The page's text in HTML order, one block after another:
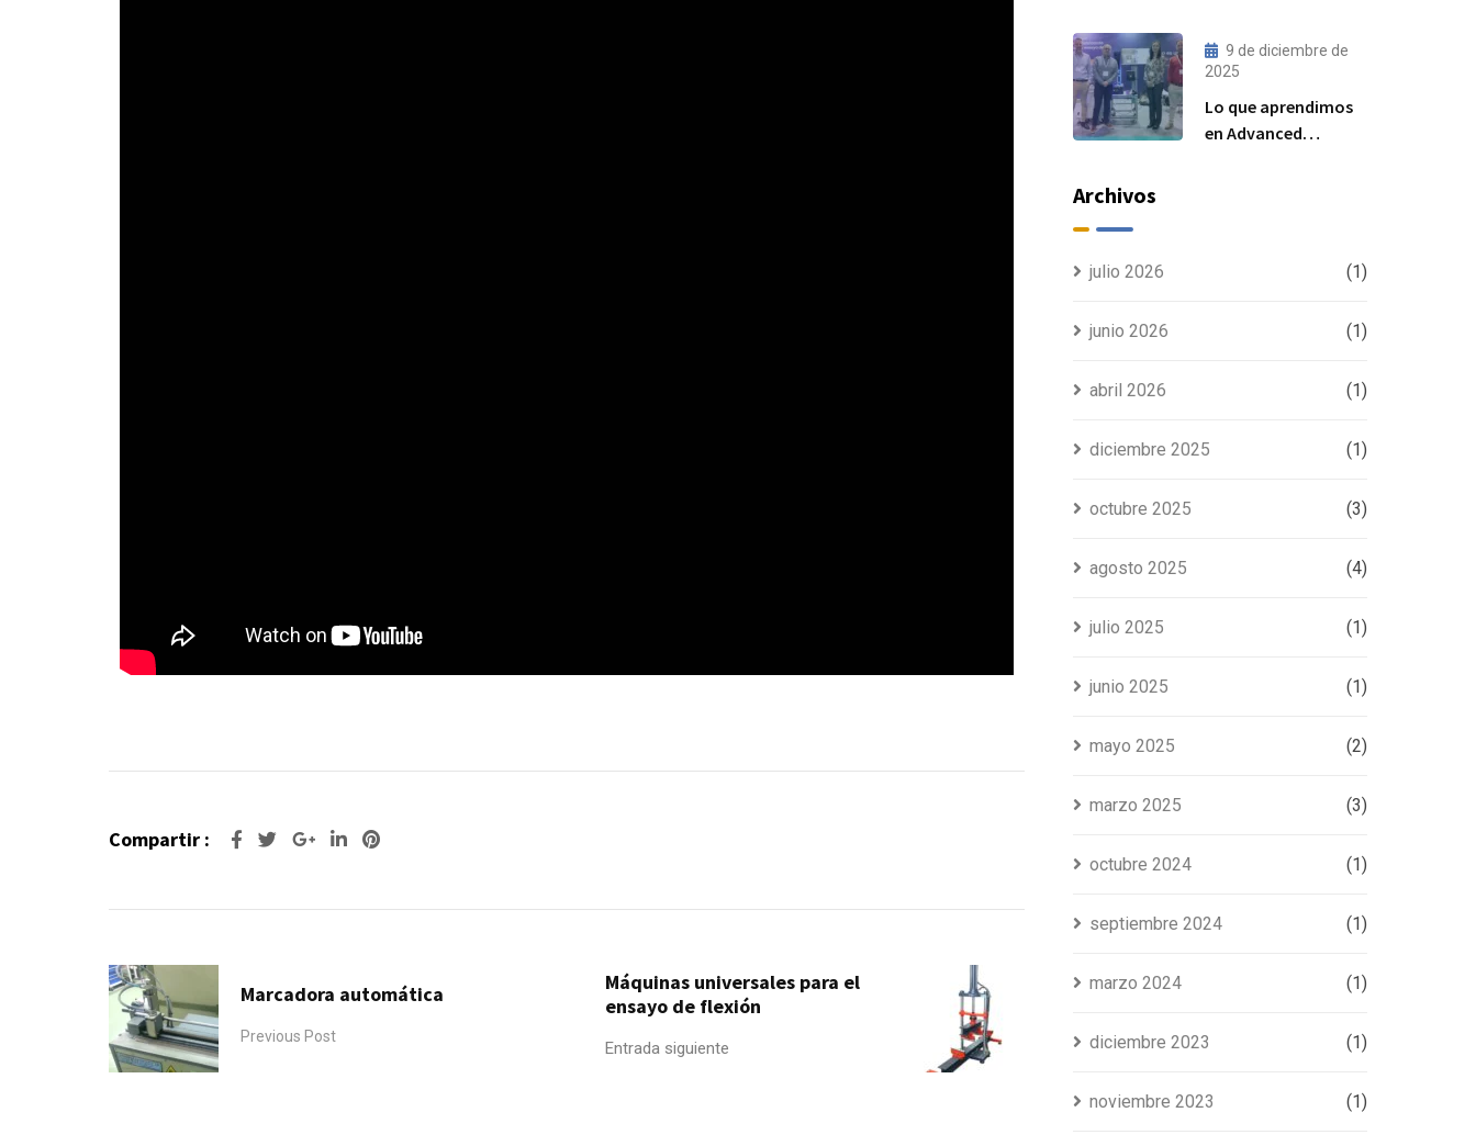
Compartir :
Marcadora automática
Previous Post
Máquinas universales para el
ensayo de flexión
Entrada siguiente
ensayos de
materiales y
tesis
9 de diciembre de
2025
Lo que aprendimos
en Advanced
Archivos
julio 2026 (1)
junio 2026 (1)
abril 2026 (1)
diciembre 2025 (1)
octubre 2025 (3)
agosto 2025 (4)
julio 2025 (1)
junio 2025 (1)
mayo 2025 (2)
marzo 2025 (3)
octubre 2024 (1)
septiembre 2024 (1)
marzo 2024 (1)
diciembre 2023 (1)
noviembre 2023 (1)